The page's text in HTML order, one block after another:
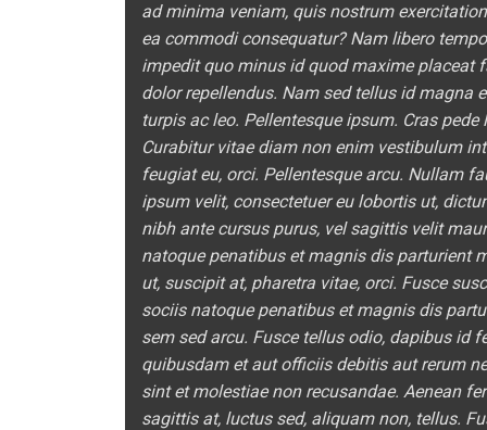
ad minima veniam, quis nostrum
ea commodi consequatur? Nam libero
impedit quo minus id quod maxime placeat
dolor repellendus. Nam sed tellus id magna
turpis ac leo. Pellentesque ipsum. Cras
Curabitur vitae diam non enim vestibulum
feugiat eu, orci. Pellentesque arcu. Nullam
ipsum velit, consectetuer eu lobortis ut,
nibh ante cursus purus, vel sagittis velit
natoque penatibus et magnis dis parturient
ut, suscipit at, pharetra vitae, orci. Fusce
sociis natoque penatibus et magnis dis
sem sed arcu. Fusce tellus odio, dapibus id
quibusdam et aut officiis debitis aut rerum
sint et molestiae non recusandae. Aenean
sagittis at, luctus sed, aliquam non, tellus.